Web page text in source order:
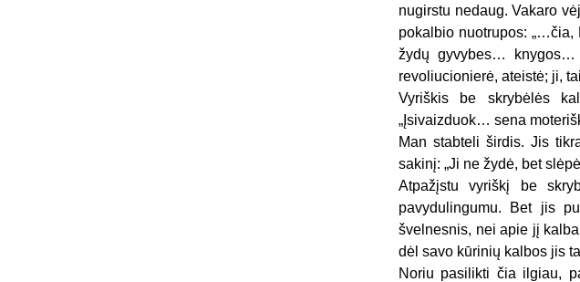
nugirstu nedaug. Vakaro
pokalbio nuotrupos:
žydų gyvybes…
revoliucionierė, ateistė; ji,
Vyriškis be skrybėlės
„Įsivaizduok… sena
Man stabteli širdis. Jis
sakinį: „Ji ne žydė, bet
Atpažįstu vyriškį be
pavydulingumu. Bet jis
švelnesnis, nei apie jį
dėl savo kūrinių kalbos jis
Noriu pasilikti čia ilgiau,